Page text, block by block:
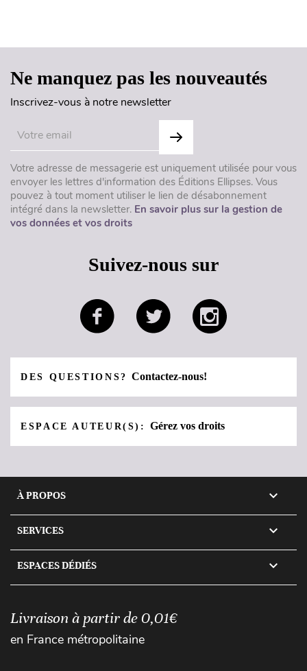
Ne manquez pas les nouveautés
Inscrivez-vous à notre newsletter
Votre adresse de messagerie est uniquement utilisée pour vous
envoyer les lettres d'information des Éditions Ellipses. Vous
pouvez à tout moment utiliser le lien de désabonnement
intégré dans la newsletter. En savoir plus sur la gestion de
vos données et vos droits
Suivez-nous sur
DES QUESTIONS?Contactez-nous!
ESPACE AUTEUR(S):Gérez vos droits
À PROPOS 
SERVICES 
ESPACES DÉDIÉS 
Livraison à partir de 0,01€
en France métropolitaine